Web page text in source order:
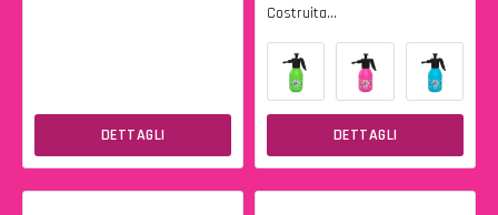
DETTAGLI
Costruita...
DETTAGLI